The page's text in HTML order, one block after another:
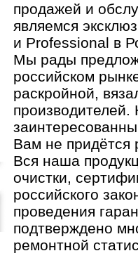
продажей и
являемся
и Professional в
Мы рады
российском
раскройной,
Вам не придётся
Вся наша
очистки,
российского
проведения
подтверждено
ремонтной